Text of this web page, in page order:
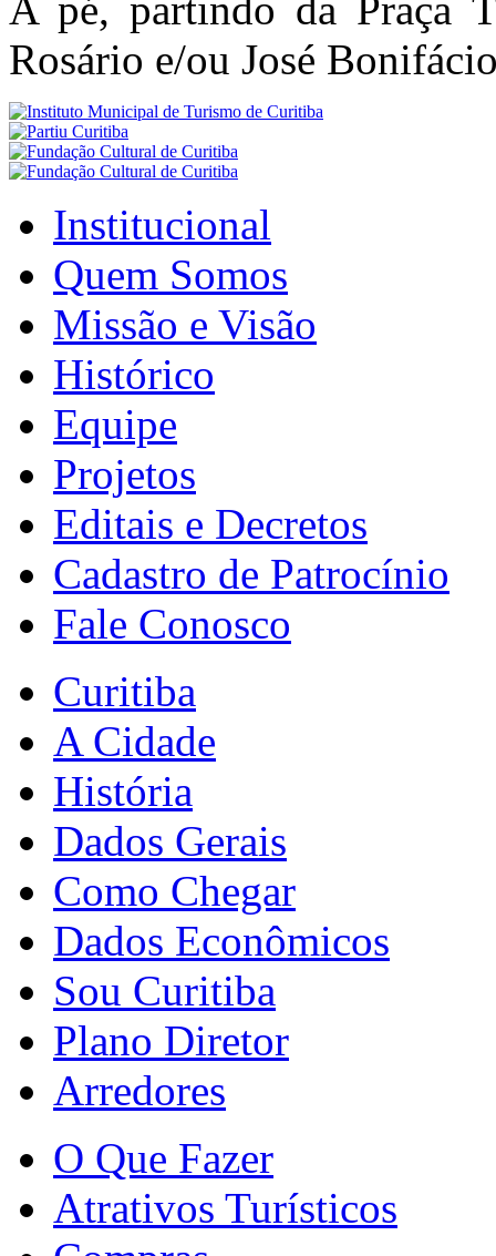
A pé, partindo da Praça
Rosário e/ou José
Institucional
Quem Somos
Missão e Visão
Histórico
Equipe
Projetos
Editais e Decretos
Cadastro de Patrocínio
Fale Conosco
Curitiba
A Cidade
História
Dados Gerais
Como Chegar
Dados Econômicos
Sou Curitiba
Plano Diretor
Arredores
O Que Fazer
Atrativos Turísticos